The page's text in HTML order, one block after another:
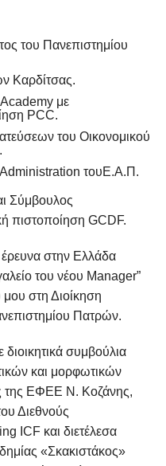
του Πανεπιστημίου
Καρδίτσας.
με
PCC.
του Οικονομικού
τουΕ.Α.Π.
Σύμβουλος
πιστοποίηση GCDF.
στην Ελλάδα
του νέου Manager”
μου στη Διοίκηση
Πατρών.
συμβούλια
και μορφωτικών
της ΕΦΕΕ Ν. Κοζάνης,
Διεθνούς
ICF και διετέλεσα
«Σκακιστάκος»